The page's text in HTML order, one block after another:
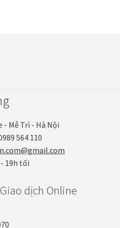
- Mễ Trì - Hà Nội
564 110
19h tối
dịch Online